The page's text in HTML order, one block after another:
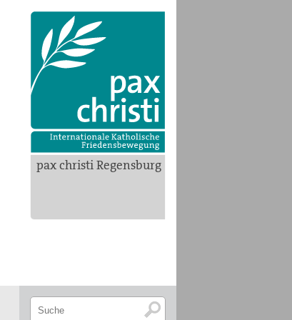
pax christi Regensburg